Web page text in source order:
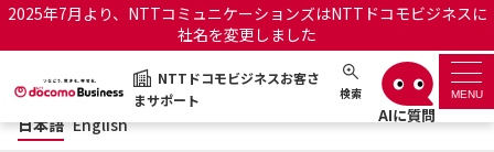
2025年7月より、NTTコミュニケーションズはNTTドコモビジネスに
社名を変更しました
NTTドコモビジネスお客さ
まサポート
検索 MENU
NTTドコモビジネスお客さまサポート 日本語 English
サポートトップ
日本語 English